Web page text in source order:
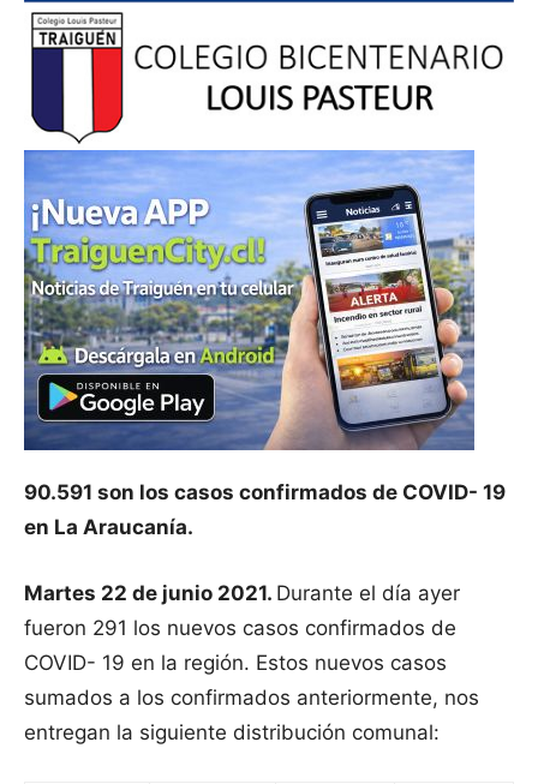
90.591 son los casos confirmados de COVID- 19
en La Araucanía.
Martes 22 de junio 2021. Durante el día ayer
fueron 291 los nuevos casos confirmados de
COVID- 19 en la región. Estos nuevos casos
sumados a los confirmados anteriormente, nos
entregan la siguiente distribución comunal: